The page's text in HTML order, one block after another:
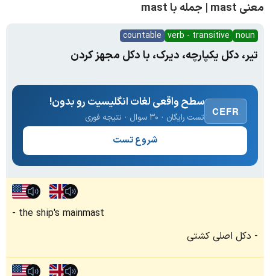
معنی mast | جمله با mast
noun
verb - transitive
countable
تیر، دکل یکپارچه، دیرک، با دکل مجهز کردن
CEFR
سطح واقعی لغات انگلیسیت رو بدون!
تست رایگان · ۳۰ سوال · نتیجه فوری
شروع تست
the ship's mainmast
دکل اصلی کشتی